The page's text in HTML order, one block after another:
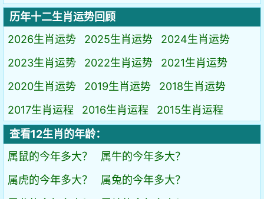
历年十二生肖运势回顾
2026生肖运势
2025生肖运势
2024生肖运势
2023生肖运势
2022生肖运势
2021生肖运势
2020生肖运势
2019生肖运势
2018生肖运势
2017生肖运程
2016生肖运程
2015生肖运程
查看12生肖的年龄：
属鼠的今年多大？
属牛的今年多大？
属虎的今年多大？
属兔的今年多大？